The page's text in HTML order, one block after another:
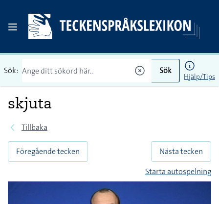
Sök: Sök
Hjälp/Tips
skjuta
Tillbaka
Föregående tecken
Nästa tecken
Starta autospelning